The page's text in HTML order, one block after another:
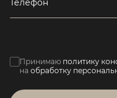
Принимаю политику
на обработку